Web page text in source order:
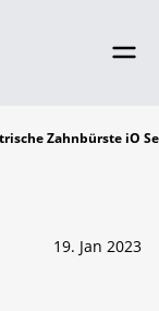
Zahnbürste iO
19. Jan 2023